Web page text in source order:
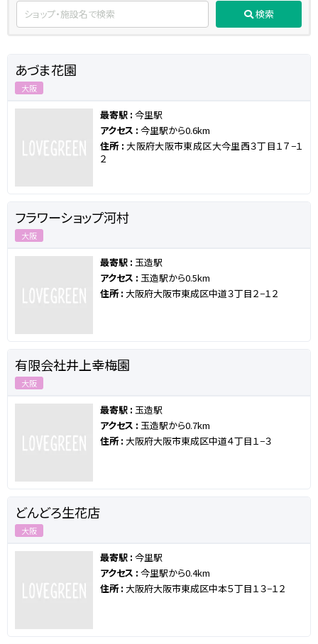
検索
あづま花園
大阪
最寄駅 : 今里駅
アクセス : 今里駅から0.6km
住所 :大阪府大阪市東成区大今里西３丁目１７−１
２
フラワーショップ河村
大阪
最寄駅 : 玉造駅
アクセス : 玉造駅から0.5km
住所 : 大阪府大阪市東成区中道３丁目２−１２
有限会社井上幸梅園
大阪
最寄駅 : 玉造駅
アクセス : 玉造駅から0.7km
住所 : 大阪府大阪市東成区中道４丁目１−３
どんどろ生花店
大阪
最寄駅 : 今里駅
アクセス : 今里駅から0.4km
住所 : 大阪府大阪市東成区中本５丁目１３−１２